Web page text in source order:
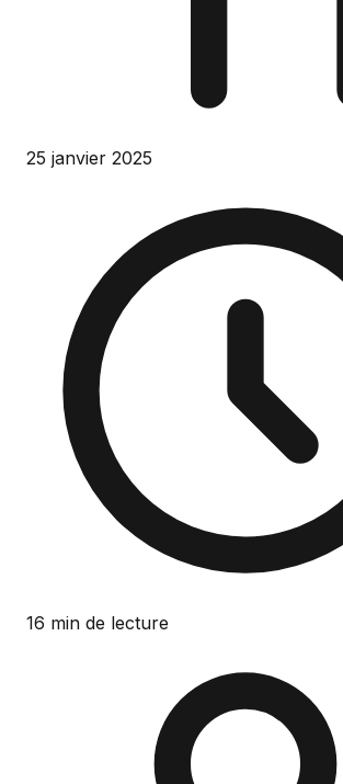
25 janvier 2025
16 min de lecture